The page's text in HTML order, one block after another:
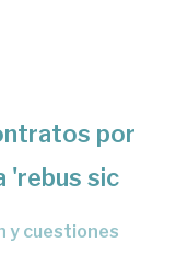
por
'rebus sic